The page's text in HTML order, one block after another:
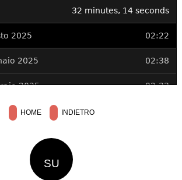
HOME INDIETRO
SU